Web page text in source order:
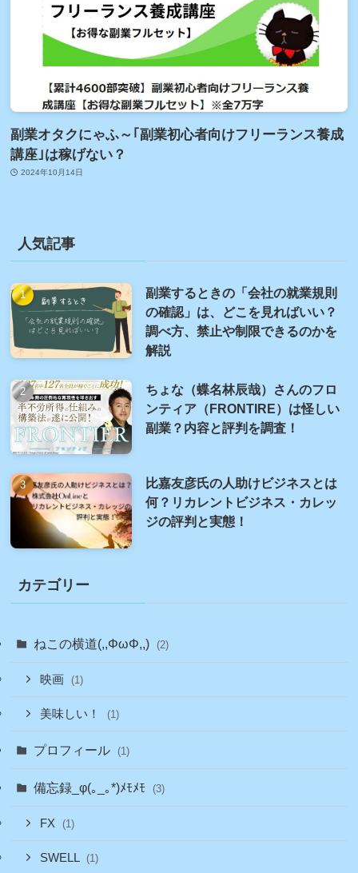
副業オタクにゃふ～｢副業初心者向けフリーランス養成
講座｣は稼げない？
2024年10月14日
人気記事
副業するときの「会社の就業規則
の確認」は、どこを見ればいい？
調べ方、禁止や制限できるのかを
解説
ちょな（蝶名林辰哉）さんのフロ
ンティア（FRONTIRE）は怪しい
副業？内容と評判を調査！
比嘉友彦氏の人助けビジネスとは
何？リカレントビジネス・カレッ
ジの評判と実態！
カテゴリー
ねこの横道(,,ΦωΦ,,) (2)
映画 (1)
美味しい！ (1)
プロフィール (1)
備忘録_φ(｡_｡*)ﾒﾓﾒﾓ (3)
FX (1)
SWELL (1)